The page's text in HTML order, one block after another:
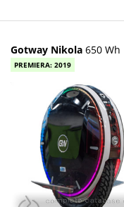
Gotway Nikola 650 Wh
PREMIERA: 2019